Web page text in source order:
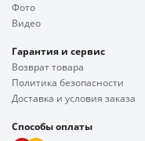
Фото
Видео
Гарантия и сервис
Возврат товара
Политика безопасности
Доставка и условия заказа
Способы оплаты